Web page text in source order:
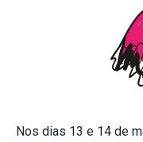
Nos dias 13 e 14 de